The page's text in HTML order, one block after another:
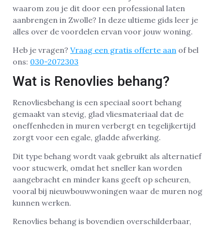
waarom zou je dit door een professional laten
aanbrengen in Zwolle? In deze ultieme gids leer je
alles over de voordelen ervan voor jouw woning.
Heb je vragen? Vraag een gratis offerte aan of bel
ons: 030-2072303
Wat is Renovlies behang?
Renovliesbehang is een speciaal soort behang
gemaakt van stevig, glad vliesmateriaal dat de
oneffenheden in muren verbergt en tegelijkertijd
zorgt voor een egale, gladde afwerking.
Dit type behang wordt vaak gebruikt als alternatief
voor stucwerk, omdat het sneller kan worden
aangebracht en minder kans geeft op scheuren,
vooral bij nieuwbouwwoningen waar de muren nog
kunnen werken.
Renovlies behang is bovendien overschilderbaar,